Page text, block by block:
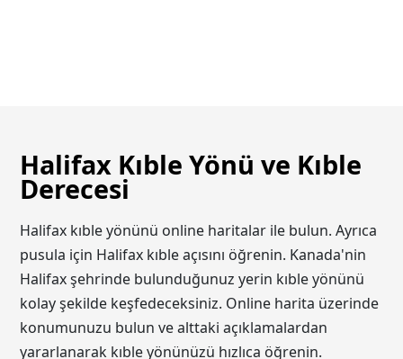
Halifax Kıble Yönü ve Kıble
Derecesi
Halifax kıble yönünü online haritalar ile bulun. Ayrıca
pusula için Halifax kıble açısını öğrenin. Kanada'nin
Halifax şehrinde bulunduğunuz yerin kıble yönünü
kolay şekilde keşfedeceksiniz. Online harita üzerinde
konumunuzu bulun ve alttaki açıklamalardan
yararlanarak kıble yönünüzü hızlıca öğrenin.